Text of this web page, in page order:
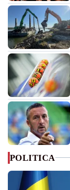
POLITICA